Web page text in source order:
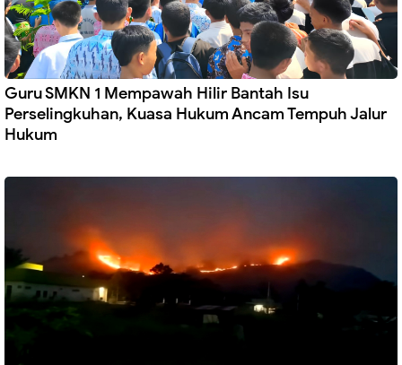
Guru SMKN 1 Mempawah Hilir Bantah Isu
Perselingkuhan, Kuasa Hukum Ancam Tempuh Jalur
Hukum